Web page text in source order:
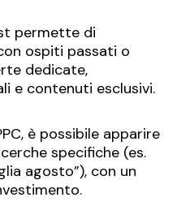
permette di
ospiti passati o
dedicate,
e contenuti esclusivi.
è possibile apparire
specifiche (es.
agosto”), con un